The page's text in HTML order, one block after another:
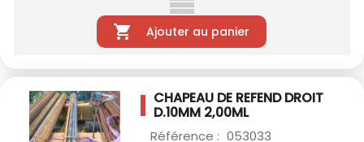
Ajouter au panier
CHAPEAU DE REFEND DROIT
D.10MM 2,00ML
Référence : 053033